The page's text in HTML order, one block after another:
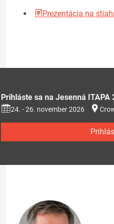
Prezentácia na
Prihláste sa na Jesenná ITAPA
24. - 26. november 2026